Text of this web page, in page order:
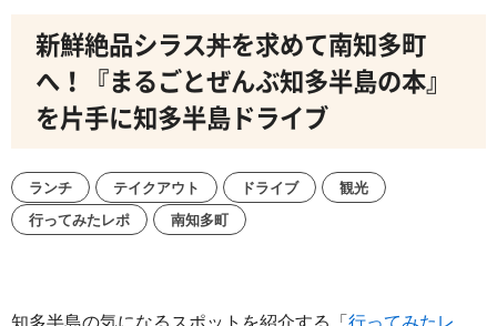
新鮮絶品シラス丼を求めて南知多町
へ！『まるごとぜんぶ知多半島の本』
を片手に知多半島ドライブ
ランチ テイクアウト ドライブ
観光
行ってみたレポ
南知多町